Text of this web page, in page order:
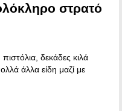
στρατό
δεκάδες κιλά
άλλα είδη μαζί με